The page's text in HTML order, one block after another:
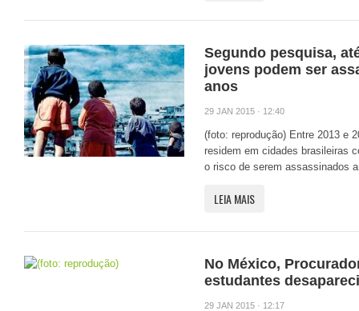
Segundo pesquisa,
jovens podem ser
anos
29 JAN 2015 · 12:40
(foto: reprodução) Entre 2013 e
residem em cidades brasileiras
o risco de serem assassinados
LEIA MAIS
No México,
estudantes
29 JAN 2015 · 12:17